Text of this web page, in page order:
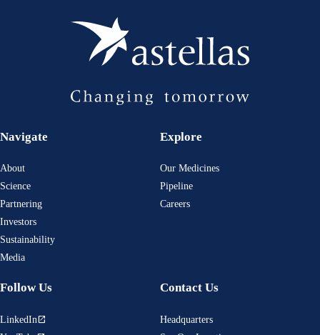
Navigate
About
Science
Partnering
Investors
Sustainability
Media
Explore
Our Medicines
Pipeline
Careers
Follow Us
LinkedInopen_in_new
Contact Us
Headquarters